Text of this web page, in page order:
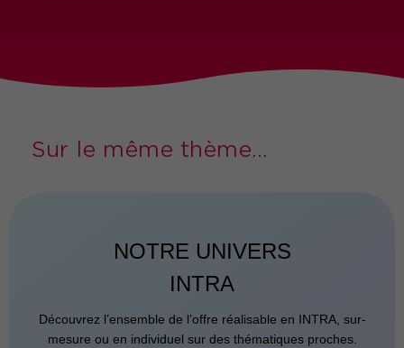
Sur le même thème...
NOTRE UNIVERS
INTRA
Découvrez l’ensemble de l’offre réalisable en INTRA, sur-
mesure ou en individuel sur des thématiques proches.